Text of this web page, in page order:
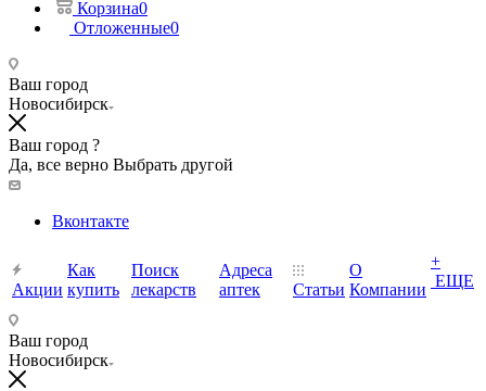
Корзина0
Отложенные0
Ваш город
Новосибирск
Ваш город ?
Да, все верно Выбрать другой
Вконтакте
Акции
Как
купить
Поиск
лекарств
Адреса
аптек
Статьи
О
Компании
+
ЕЩЕ
Ваш город
Новосибирск